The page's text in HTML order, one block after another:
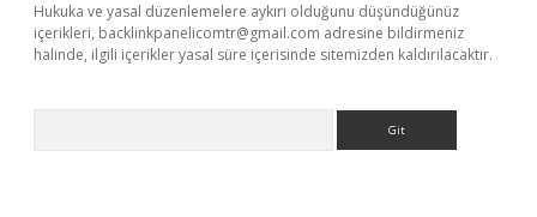
Hukuka ve yasal düzenlemelere aykırı olduğunu düşündüğünüz
içerikleri, backlinkpanelicomtr@gmail.com adresine bildirmeniz
halinde, ilgili içerikler yasal süre içerisinde sitemizden kaldırılacaktır.